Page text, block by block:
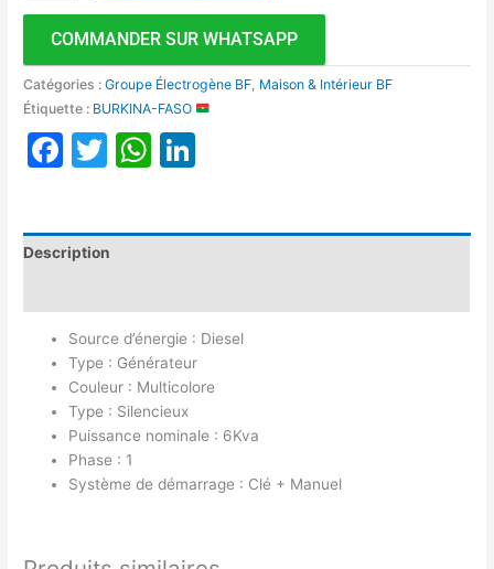
COMMANDER SUR WHATSAPP
Catégories :Groupe Électrogène BF Maison & Intérieur BF
Étiquette : BURKINA-FASO
Facebook
TwitterWhatsApp
Description
Source d’énergie : Diesel
Type : Générateur
Couleur : Multicolore
Type : Silencieux
Puissance nominale : 6Kva
Phase : 1
Système de démarrage : Clé + Manuel